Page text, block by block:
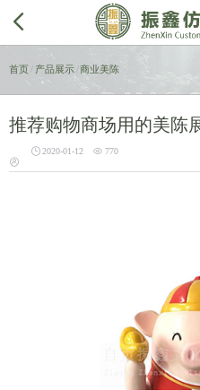

首页 产品展示/商业美陈
推荐购物商场用的美

 2020-01-12  770